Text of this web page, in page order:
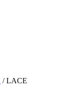
/ LACE